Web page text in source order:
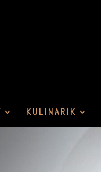
KULINARIK